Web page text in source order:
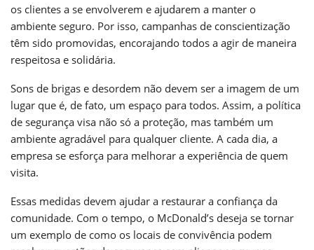
os clientes a se envolverem e ajudarem a manter o
ambiente seguro. Por isso, campanhas de conscientização
têm sido promovidas, encorajando todos a agir de maneira
respeitosa e solidária.
Sons de brigas e desordem não devem ser a imagem de um
lugar que é, de fato, um espaço para todos. Assim, a política
de segurança visa não só a proteção, mas também um
ambiente agradável para qualquer cliente. A cada dia, a
empresa se esforça para melhorar a experiência de quem
visita.
Essas medidas devem ajudar a restaurar a confiança da
comunidade. Com o tempo, o McDonald’s deseja se tornar
um exemplo de como os locais de convivência podem